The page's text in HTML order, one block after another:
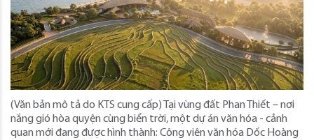
(Văn bản mô tả do KTS cung cấp) Tại vùng đất Phan Thiết – nơi
nắng gió hòa quyện cùng biển trời, một dự án văn hóa - cảnh
quan mới đang được hình thành: Công viên văn hóa Dốc Hoàng